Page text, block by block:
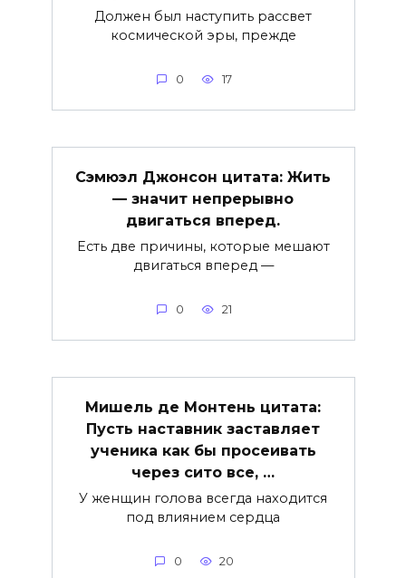
Должен был наступить рассвет
космической эры, прежде
0 17
Сэмюэл Джонсон цитата: Жить
— значит непрерывно
двигаться вперед.
Есть две причины, которые мешают
двигаться вперед —
0 21
Мишель де Монтень цитата:
Пусть наставник заставляет
ученика как бы просеивать
через сито все, …
У женщин голова всегда находится
под влиянием сердца
0 20